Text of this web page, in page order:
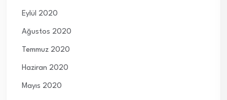
Eylül 2020
Ağustos 2020
Temmuz 2020
Haziran 2020
Mayıs 2020